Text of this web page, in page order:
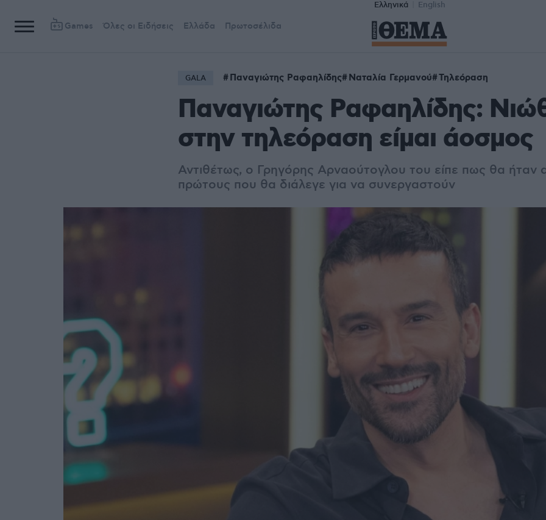
Ελληνικά English
Games Όλες οι Ειδήσεις Ελλάδα Πρωτοσέλιδα
GALA Παναγιώτης Ραφαηλίδης Ναταλία Γερμανού Τηλεόραση
Παναγιώτης Ραφαηλίδης:
στην τηλεόραση είμαι άοσμος
Αντιθέτως, ο Γρηγόρης Αρναούτογλου του είπε πως θα ήταν
πρώτους που θα διάλεγε για να συνεργαστούν